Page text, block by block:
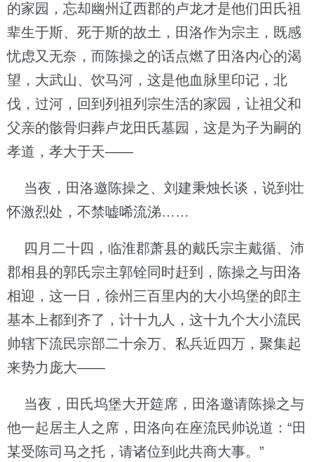
的家园，忘却幽州辽西郡的卢龙才是他们田氏祖
辈生于斯、死于斯的故土，田洛作为宗主，既感
忧虑又无奈，而陈操之的话点燃了田洛内心的渴
望，大武山、饮马河，这是他血脉里印记，北
伐，过河，回到列祖列宗生活的家园，让祖父和
父亲的骸骨归葬卢龙田氏墓园，这是为子为嗣的
孝道，孝大于天——
当夜，田洛邀陈操之、刘建秉烛长谈，说到壮
怀激烈处，不禁嘘唏流涕……
四月二十四，临淮郡萧县的戴氏宗主戴循、沛
郡相县的郭氏宗主郭铨同时赶到，陈操之与田洛
相迎，这一日，徐州三百里内的大小坞堡的郎主
基本上都到齐了，计十九人，这十九个大小流民
帅辖下流民宗部二十余万、私兵近四万，聚集起
来势力庞大——
当夜，田氏坞堡大开筵席，田洛邀请陈操之与
他一起居主人之席，田洛向在座流民帅说道：“田
某受陈司马之托，请诸位到此共商大事。”